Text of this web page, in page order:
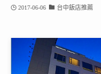
2017-06-06 台中飯店推薦